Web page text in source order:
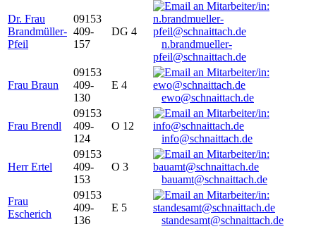
Dr. Frau
Brandmüller-
Pfeil
09153
409-
157
DG 4
n.brandmueller-
pfeil@schnaittach.de
Frau Braun
09153
409-
130
E 4
ewo@schnaittach.de
Frau Brendl
09153
409-
124
O 12
info@schnaittach.de
Herr Ertel
09153
409-
153
O 3
bauamt@schnaittach.de
Frau
Escherich
09153
409-
136
E 5
standesamt@schnaittach.de